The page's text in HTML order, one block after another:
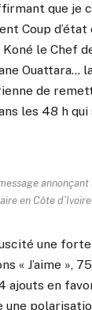
que je
Coup
Koné le Chef
Ouattara…
de
les 48 h qui
en Côte d’Ivoire
une
« J’aime »,
ajouts en